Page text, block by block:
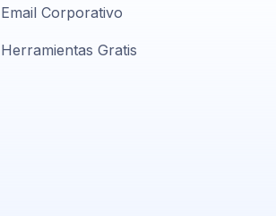
Email Corporativo
Herramientas Gratis